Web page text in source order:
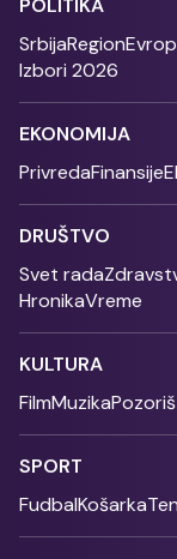
POLITIKA
SrbijaRegion
Izbori 2026
EKONOMIJA
PrivredaFinansije
DRUŠTVO
Svet rada
HronikaVreme
KULTURA
FilmMuzika
SPORT
FudbalKošarka